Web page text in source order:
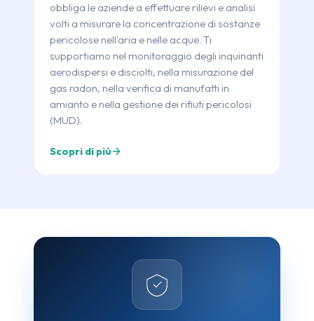
obbliga le aziende a effettuare rilievi e analisi
volti a misurare la concentrazione di sostanze
pericolose nell'aria e nelle acque. Ti
supportiamo nel monitoraggio degli inquinanti
aerodispersi e disciolti, nella misurazione del
gas radon, nella verifica di manufatti in
amianto e nella gestione dei rifiuti pericolosi
(MUD).
Scopri di più